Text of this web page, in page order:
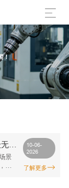
！
线
矩
景
哪
10-06-
2026
了解更多